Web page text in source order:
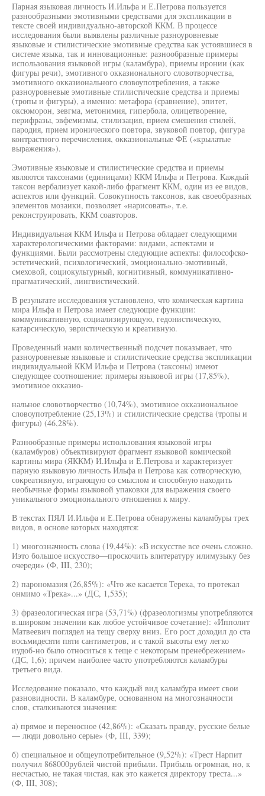
Парная языковая личность И.Ильфа и Е.Петрова пользуется
разнообразными эмотивными средствами для экспликации в
тексте своей индивидуально-авторской ККМ. В процессе
исследования были выявлены различные разноуровневые
языковые и стилистические эмотивные средства как устоявшиеся в
системе языка, так и инновационные: разнообразные примеры
использования языковой игры (каламбура), приемы иронии (как
фигуры речи), эмотивного окказионального словотворчества,
эмотивного окказионального словоупотребления, а также
разноуровневые эмотивные стилистические средства и приемы
(тропы и фигуры), а именно: метафора (сравнение), эпитет,
оксюморон, зевгма, метонимия, гипербола, олицетворение,
перифразы, эвфемизмы, стилизация, прием смешения стилей,
пародия, прием иронического повтора, звуковой повтор, фигура
контрастного перечисления, окказиональные ФЕ («крылатые
выражения»).
Эмотивные языковые и стилистические средства и приемы
являются таксонами (единицами) ККМ Ильфа и Петрова. Каждый
таксон вербализует какой-либо фрагмент ККМ, один из ее видов,
аспектов или функций. Совокупность таксонов, как своеобразных
элементов мозаики, позволяет «нарисовать», т.е.
реконструировать, ККМ соавторов.
Индивидуальная ККМ Ильфа и Петрова обладает следующими
характерологическими факторами: видами, аспектами и
функциями. Были рассмотрены следующие аспекты: философско-
эстетический, психологический, эмоционально-эмотивный,
смеховой, социокультурный, когнитивный, коммуникативно-
прагматический, лингвистический.
В результате исследования установлено, что комическая картина
мира Ильфа и Петрова имеет следующие функции:
коммуникативную, социализирующую, гедонистическую,
катарсическую, эвристическую и креативную.
Проведенный нами количественный подсчет показывает, что
разноуровневые языковые и стилистические средства экспликации
индивидуальной ККМ Ильфа и Петрова (таксоны) имеют
следующее соотношение: примеры языковой игры (17,85%),
эмотивное окказио-
нальное словотворчество (10,74%), эмотивное окказиональное
словоупотребление (25,13%) и стилистические средства (тропы и
фигуры) (46,28%).
Разнообразные примеры использования языковой игры
(каламбуров) объективируют фрагмент языковой комической
картины мира (ЯККМ) И.Ильфа и Е.Петрова и характеризует
парную языковую личность Ильфа и Петрова как сотворческую,
сокреативную, играющую со смыслом и способную находить
необычные формы языковой упаковки для выражения своего
уникального эмоционального отношения к миру.
В текстах ПЯЛ И.Ильфа и Е.Петрова обнаружены каламбуры трех
видов, в основе которых находятся:
1) многозначность слова (19,44%): «В искусстве все очень сложно.
Иэто большое искусство—проскочить влитературу илимузыку без
очереди» (Ф, III, 230);
2) парономазия (26,85%): «Что же касается Терека, то протекал
онмимо «Трека»...» (ДС, 1,535);
3) фразеологическая игра (53,71%) (фразеологизмы употребляются
в.широком значении как любое устойчивое сочетание): «Ипполит
Матвеевич поглядел на тещу сверху вниз. Его рост доходил до ста
восьмидесяти пяти сантиметров, и с такой высоты ему легко
иудоб-но было относиться к теще с некоторым пренебрежением»
(ДС, 1,6); причем наиболее часто употребляются каламбуры
третьего вида.
Исследование показало, что каждый вид каламбура имеет свои
разновидности. В каламбуре, основанном на многозначности
слов, сталкиваются значения:
а) прямое и переносное (42,86%): «Сказать правду, русские белые
— люди довольно серые» (Ф, III, 339);
б) специальное и общеупотребительное (9,52%): «Трест Нарпит
получил 868000рублей чистой прибыли. Прибыль огромная, но, к
несчастью, не такая чистая, как это кажется директору треста...»
(Ф, III, 308);